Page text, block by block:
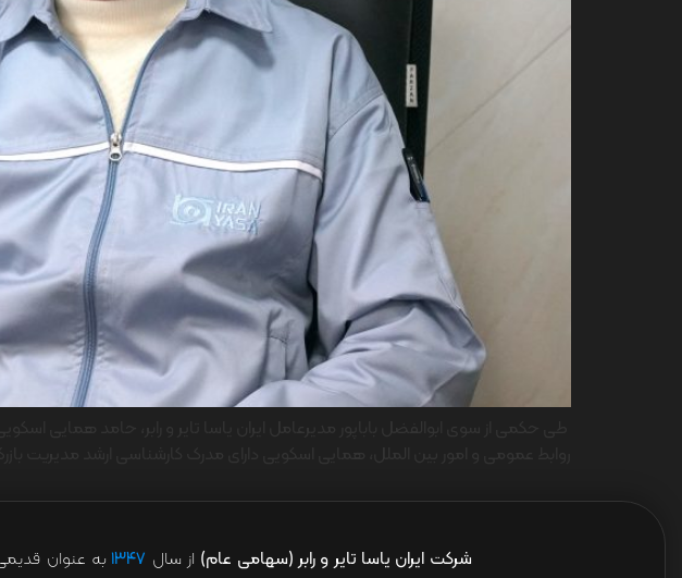
شرکت ایران یاسا تایر و رابر (سهامی عام) از سال ۱۳۴۷ به عنوان